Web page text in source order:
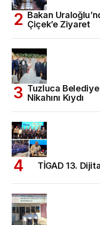
Bakan
Çiçek’e Ziyaret
Tuzluca
Nikahını Kıydı
TİGAD 13.